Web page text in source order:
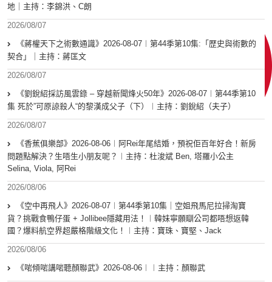
地｜主持：李錦洪、C朗
2026/08/07
《蔣權天下之術數通識》2026-08-07︱第44季第10集:「歴史與術數的
契合」｜主持：蔣匡文
2026/08/07
《劉銳紹採訪風雲錄 – 穿越新聞烽火50年》2026-08-07︱第44季第10
集 死於”可原諒殺人“的黎漢成父子（下）︱主持：劉銳紹（夫子）
2026/08/07
《香蕉俱樂部》2026-08-06︱阿Rei年尾結婚，預祝佢百年好合！新房
問題點解決？生唔生小朋友呢？︱主持：杜浚斌 Ben, 塔羅小公主
Selina, Viola, 阿Rei
2026/08/06
《空中再飛人》2026-08-07︱第44季第10集｜空姐飛馬尼拉掃淘寶
貨？挑戰食鴨仔蛋 + Jollibee隱藏用法！︱韓妹寧願瞓公司都唔想返韓
國？爆料航空界超嚴格階級文化！︱主持：寶珠、寶堅、Jack
2026/08/06
《啱傾啱講啱聽顏聯武》2026-08-06︱︱主持：顏聯武